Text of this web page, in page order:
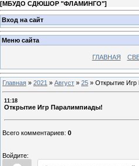
[МБУДО СДЮШОР "ФЛАМИНГО"]
Вход на сайт
Меню сайта
ГЛАВНАЯ
Главная » 2021 » Август » 25 » Открытие
11:18
Открытие Игр Паралимпиады!
Всего комментариев: 0
Войдите: